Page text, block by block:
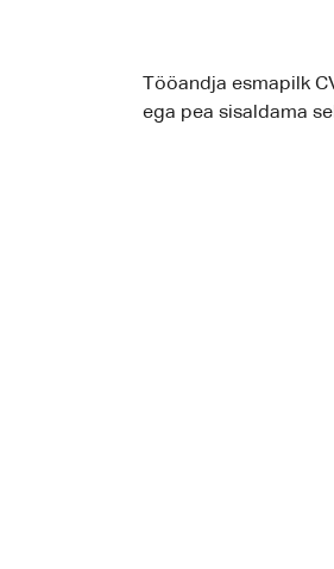
Tööandja esmapilk
ega pea sisaldama